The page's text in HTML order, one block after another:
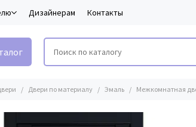
Дизайнерам Контакты
Двери по материалу Эмаль Межкомнатная